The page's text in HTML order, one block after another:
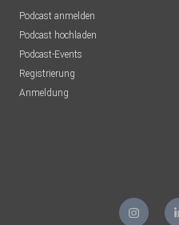
Podcast anmelden
Podcast hochladen
Podcast-Events
Registrierung
Anmeldung